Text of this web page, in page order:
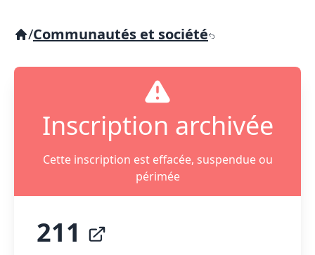
/Communautés et société
Inscription archivée
Cette inscription est effacée, suspendue ou
périmée
211